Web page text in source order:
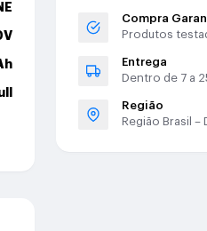
Compra
Produtos
Entrega
Dentro de 7 a
Região
Região Brasil –